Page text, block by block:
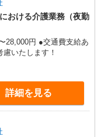
おける介護業務（夜勤
●交通費支給あ
慮いたします！
詳細を見る